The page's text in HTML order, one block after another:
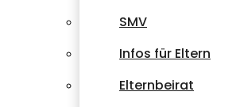
SMV
Infos für Eltern
Elternbeirat